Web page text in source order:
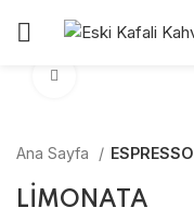
Ana Sayfa
LİMONATA